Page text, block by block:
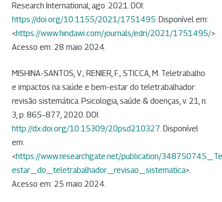
Research International, ago. 2021. DOI:
https://doi.org/10.1155/2021/1751495 . Disponível em:
<https://www.hindawi.com/journals/edri/2021/1751495/>.
Acesso em: 28 maio 2024.
MISHINA-SANTOS, V.; RENIER, F.; STICCA, M. Teletrabalho
e impactos na saúde e bem-estar do teletrabalhador:
revisão sistemática. Psicologia, saúde & doenças, v. 21, n.
3, p. 865–877, 2020. DOI:
http://dx.doi.org/10.15309/20psd210327. Disponível
em:
<https://www.researchgate.net/publication/
estar_do_teletrabalhador_revisao_sistematica>.
Acesso em: 25 maio 2024.